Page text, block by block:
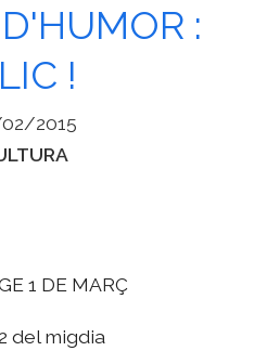
:
!
2015
1 DE MARÇ
del migdia